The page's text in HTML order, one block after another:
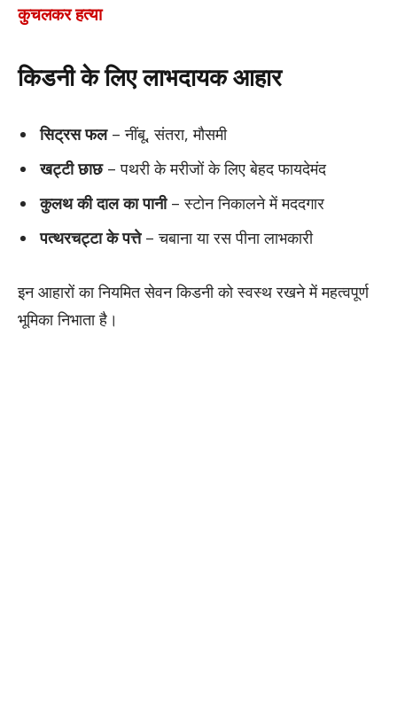
कुचलकर हत्या
किडनी के लिए लाभदायक आहार
सिट्रस फल– नींबू, संतरा, मौसमी
खट्टी छाछ– पथरी के मरीजों के लिए बेहद फायदेमंद
कुलथ की दाल का पानी– स्टोन निकालने में मददगार
पत्थरचट्टा के पत्ते– चबाना या रस पीना लाभकारी
इन आहारों का नियमित सेवन किडनी को स्वस्थ रखने में महत्वपूर्ण
भूमिका निभाता है।